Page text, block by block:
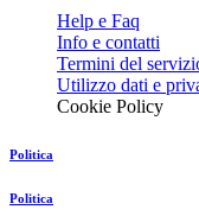
Help e Faq
Info e contatti
Termini del
Utilizzo dati e
Cookie Policy
Politica
Politica